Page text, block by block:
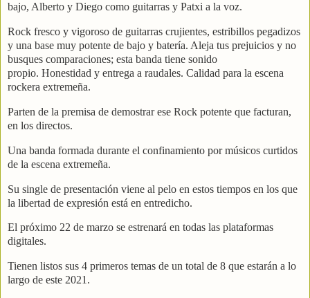
bajo, Alberto y Diego como guitarras y Patxi a la voz.
Rock fresco y vigoroso de guitarras crujientes, estribillos pegadizos
y una base muy potente de bajo y batería. Aleja tus prejuicios y no
busques comparaciones; esta banda tiene sonido
propio. Honestidad y entrega a raudales. Calidad para la escena
rockera extremeña.
Parten de la premisa de demostrar ese Rock potente que facturan,
en los directos.
Una banda formada durante el confinamiento por músicos curtidos
de la escena extremeña.
Su single de presentación viene al pelo en estos tiempos en los que
la libertad de expresión está en entredicho.
El próximo 22 de marzo se estrenará en todas las plataformas
digitales.
Tienen listos sus 4 primeros temas de un total de 8 que estarán a lo
largo de este 2021.